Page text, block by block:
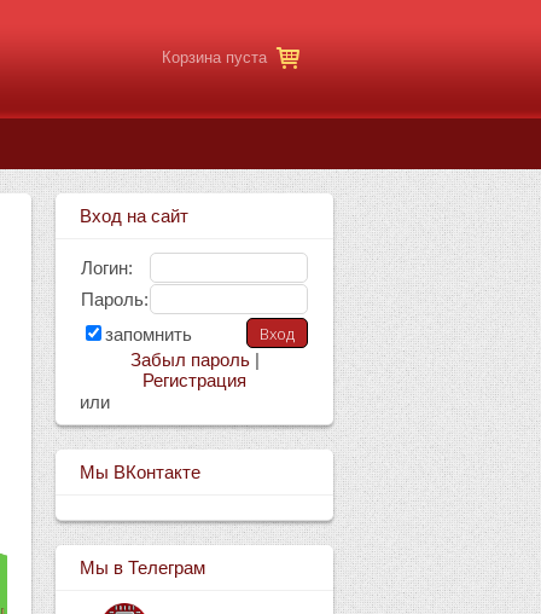
Корзина пуста
Вход на сайт
Логин:
Пароль:
запомнить
Забыл пароль|
Регистрация
или
Мы ВКонтакте
Мы в Телеграм